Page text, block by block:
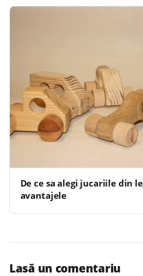
De ce sa alegi jucariile din
avantajele
Lasă un comentariu